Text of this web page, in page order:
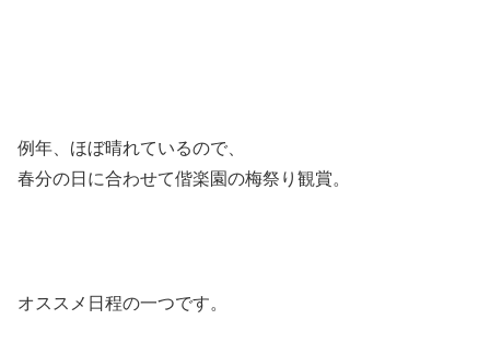
例年、ほぼ晴れているので、
春分の日に合わせて偕楽園の梅祭り観賞。
オススメ日程の一つです。